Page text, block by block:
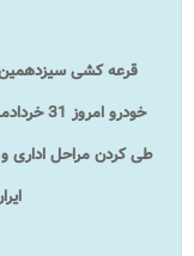
قرعه کشی سیزدهمین
خودرو
طی کردن مراحل اداری